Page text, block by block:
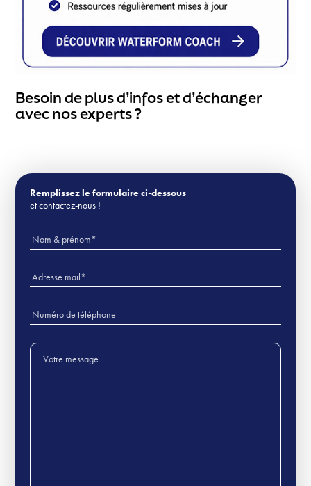
Besoin de plus d’infos et d’échanger
avec nos experts ?
Remplissez le formulaire ci-dessous
et contactez-nous !